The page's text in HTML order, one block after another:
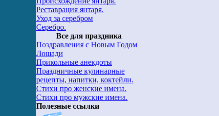
Реставрация янтаря.
Уход за серебром
Серебро.
Все для праздника
Поздравления с Новым Годом
Лошади
Прикольные анекдоты
Праздничные кулинарные
рецепты, напитки, коктейли.
Стихи про женские имена.
Стихи про мужские имена.
Полезные ссылки